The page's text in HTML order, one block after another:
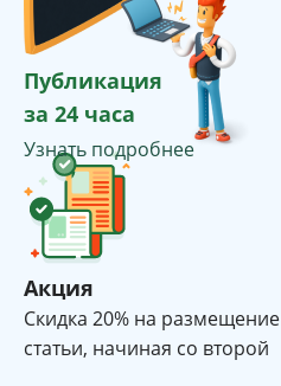
Публикация
за 24 часа
Узнать подробнее
Акция
Cкидка 20% на размещение
статьи, начиная со второй